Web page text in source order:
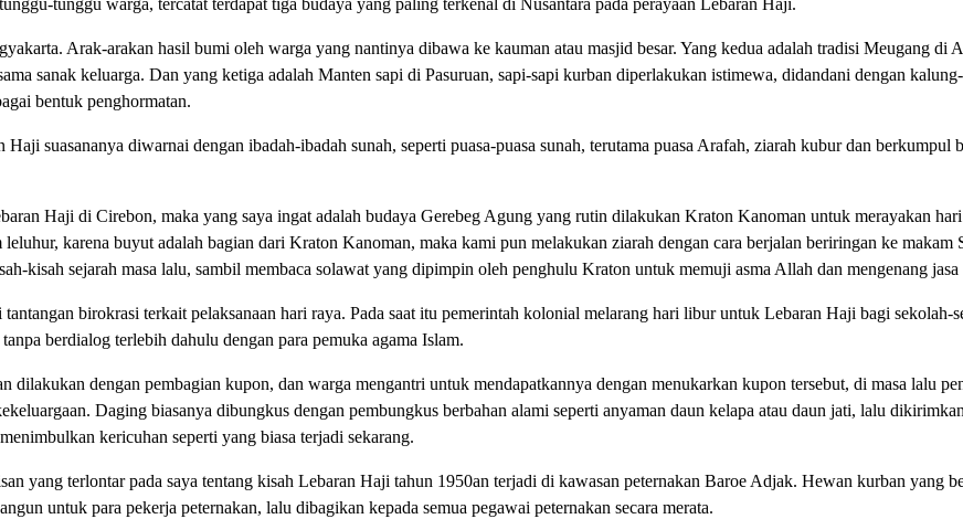
tunggu warga, tercatat terdapat tiga budaya yang paling terkenal di Nusantara pada perayaan Lebaran Haji.
Arak-arakan hasil bumi oleh warga yang nantinya dibawa ke kauman atau masjid besar. Yang kedua adalah tradisi Meugang di
sanak keluarga. Dan yang ketiga adalah Manten sapi di Pasuruan, sapi-sapi kurban diperlakukan istimewa, didandani dengan
bentuk penghormatan.
suasananya diwarnai dengan ibadah-ibadah sunah, seperti puasa-puasa sunah, terutama puasa Arafah, ziarah kubur dan berkumpul
Haji di Cirebon, maka yang saya ingat adalah budaya Gerebeg Agung yang rutin dilakukan Kraton Kanoman untuk merayakan
karena buyut adalah bagian dari Kraton Kanoman, maka kami pun melakukan ziarah dengan cara berjalan beriringan ke makam
kisah sejarah masa lalu, sambil membaca solawat yang dipimpin oleh penghulu Kraton untuk memuji asma Allah dan mengenang jasa
birokrasi terkait pelaksanaan hari raya. Pada saat itu pemerintah kolonial melarang hari libur untuk Lebaran Haji bagi sekolah-
berdialog terlebih dahulu dengan para pemuka agama Islam.
dilakukan dengan pembagian kupon, dan warga mengantri untuk mendapatkannya dengan menukarkan kupon tersebut, di masa lalu
Daging biasanya dibungkus dengan pembungkus berbahan alami seperti anyaman daun kelapa atau daun jati, lalu
kericuhan seperti yang biasa terjadi sekarang.
yang terlontar pada saya tentang kisah Lebaran Haji tahun 1950an terjadi di kawasan peternakan Baroe Adjak. Hewan kurban yang
untuk para pekerja peternakan, lalu dibagikan kepada semua pegawai peternakan secara merata.